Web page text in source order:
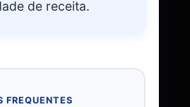
de receita.
FREQUENTES